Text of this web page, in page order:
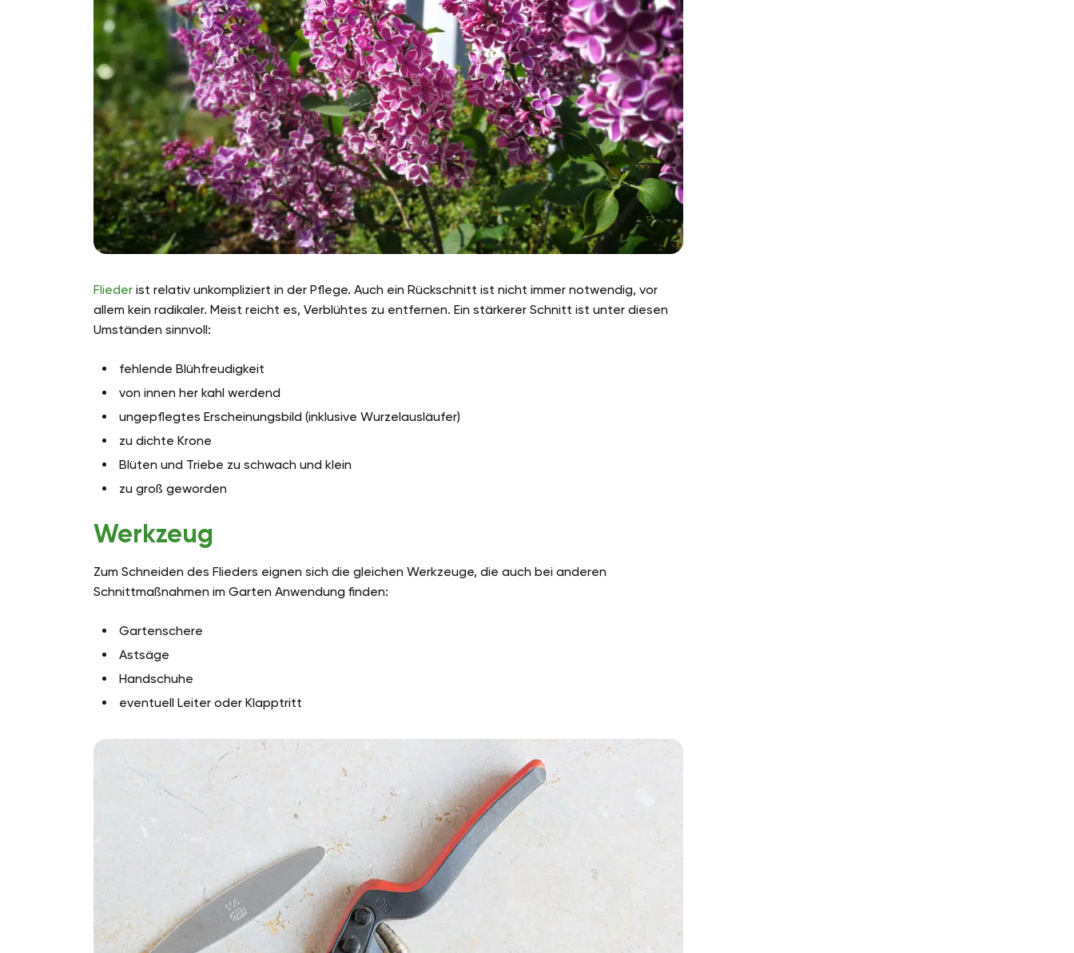
Flieder ist relativ unkompliziert in der Pflege. Auch ein Rückschnitt ist nicht immer notwendig, vor
allem kein radikaler. Meist reicht es, Verblühtes zu entfernen. Ein stärkerer Schnitt ist unter diesen
Umständen sinnvoll:
fehlende Blühfreudigkeit
von innen her kahl werdend
ungepflegtes Erscheinungsbild (inklusive Wurzelausläufer)
zu dichte Krone
Blüten und Triebe zu schwach und klein
zu groß geworden
Werkzeug
Zum Schneiden des Flieders eignen sich die gleichen Werkzeuge, die auch bei anderen
Schnittmaßnahmen im Garten Anwendung finden:
Gartenschere
Astsäge
Handschuhe
eventuell Leiter oder Klapptritt